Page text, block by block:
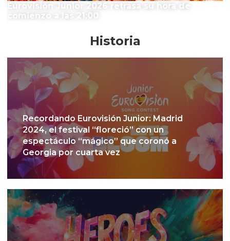
Eurovisión Junior 2026 retrasa su hora de
comienzo a las 21:00
Historia
Recordando Eurovisión Junior: Madrid
2024, el festival “floreció” con un
espectáculo “mágico” que coronó a
Georgia por cuarta vez